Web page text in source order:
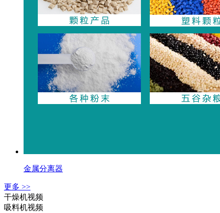
金属分离器
更多 >>
干燥机视频
吸料机视频